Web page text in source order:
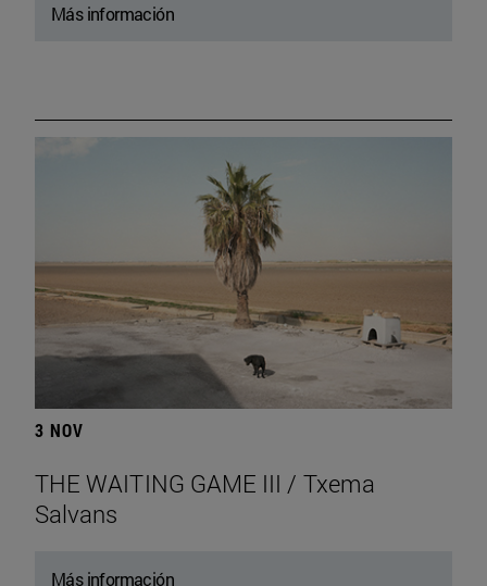
Más información
3 NOV
THE WAITING GAME III / Txema
Salvans
Más información